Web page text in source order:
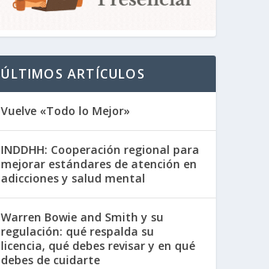
ÚLTIMOS ARTÍCULOS
Vuelve «Todo lo Mejor»
INDDHH: Cooperación regional para
mejorar estándares de atención en
adicciones y salud mental
Warren Bowie and Smith y su
regulación: qué respalda su
licencia, qué debes revisar y en qué
debes de cuidarte